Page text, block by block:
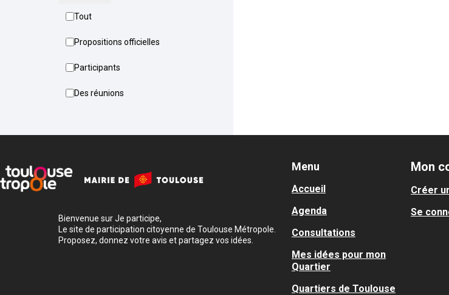
Tout
Propositions officielles
Participants
Des réunions
Bienvenue sur Je participe,
Le site de participation citoyenne de Toulouse Métropole.
Proposez, donnez votre avis et partagez vos idées.
Menu
Accueil
Agenda
Consultations
Mes idées pour mon
Quartier
Quartiers de Toulouse
Mon
Créer
Se